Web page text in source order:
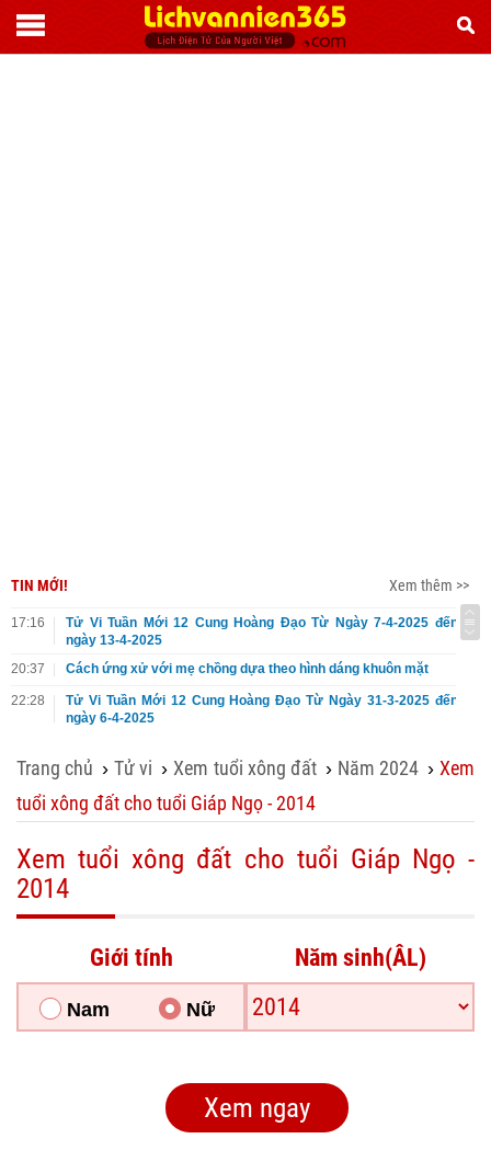
TIN MỚI! Xem thêm >>
17:16
Tử Vi Tuần Mới 12 Cung Hoàng Đạo Từ Ngày 7-4-2025 đến
ngày 13-4-2025
20:37
Cách ứng xử với mẹ chồng dựa theo hình dáng khuôn mặt
22:28
Tử Vi Tuần Mới 12 Cung Hoàng Đạo Từ Ngày 31-3-2025 đến
ngày 6-4-2025
Trang chủ ›Tử vi ›Xem tuổi xông đất › Năm 2024 ›Xem
tuổi xông đất cho tuổi Giáp Ngọ - 2014
Xem tuổi xông đất cho tuổi Giáp Ngọ -
2014
Giới tính
Nam Nữ
Năm sinh(ÂL)